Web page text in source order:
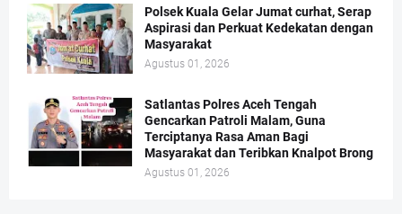
Polsek Kuala Gelar Jumat curhat, Serap
Aspirasi dan Perkuat Kedekatan dengan
Masyarakat
Agustus 01, 2026
Satlantas Polres Aceh Tengah
Gencarkan Patroli Malam, Guna
Terciptanya Rasa Aman Bagi
Masyarakat dan Teribkan Knalpot Brong
Agustus 01, 2026